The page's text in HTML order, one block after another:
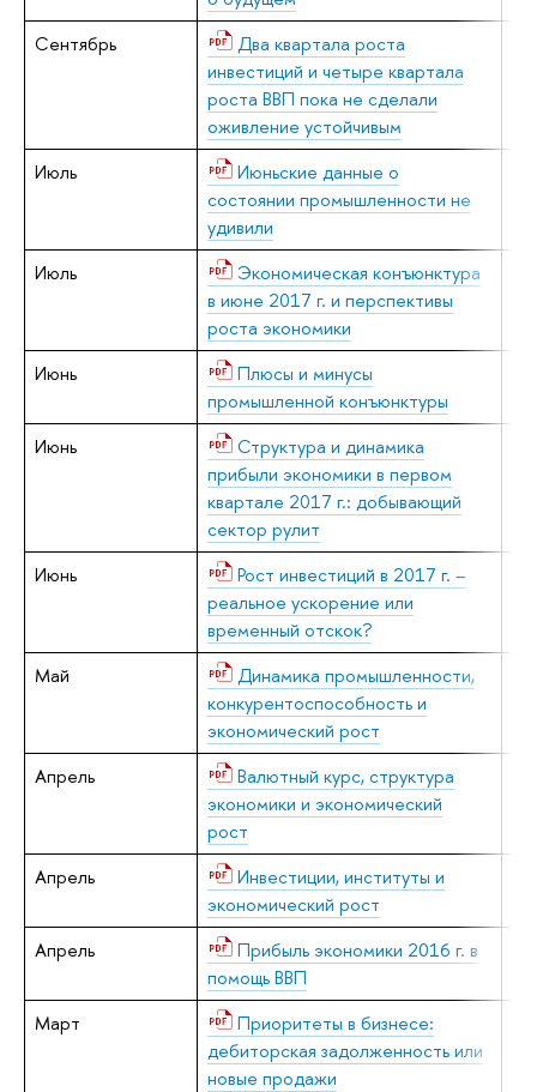
Сентябрь
Два квартала роста
инвестиций и четыре квартала
роста ВВП пока не сделали
оживление устойчивым
Июль
Июньские данные о
состоянии промышленности не
удивили
Июль
Экономическая конъюнктура
в июне 2017 г. и перспективы
роста экономики
Июнь
Плюсы и минусы
промышленной конъюнктуры
Июнь
Структура и динамика
прибыли экономики в первом
квартале 2017 г.: добывающий
сектор рулит
Июнь
Рост инвестиций в 2017 г. –
реальное ускорение или
временный отскок?
Май
Динамика промышленности,
конкурентоспособность и
экономический рост
Апрель
Валютный курс, структура
экономики и экономический
рост
Апрель
Инвестиции, институты и
экономический рост
Апрель
Прибыль экономики 2016 г. в
помощь ВВП
Март
Приоритеты в бизнесе:
дебиторская задолженность или
новые продажи